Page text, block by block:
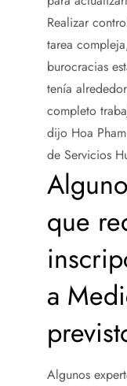
Realizar
tarea
burocracias
tenía
completo
dijo Hoa
de Servicios
que
a
Algunos